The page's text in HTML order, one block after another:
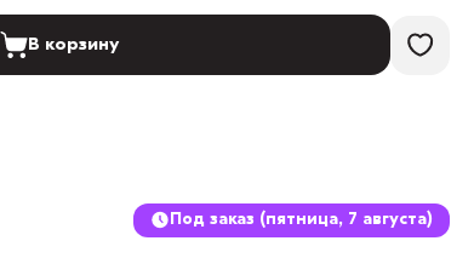
В корзину
Под заказ (пятница, 7 августа)